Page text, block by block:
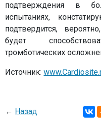
подтверждения в
испытаниях,
подтвердится,
будет
тромботических
Источник:
← Назад